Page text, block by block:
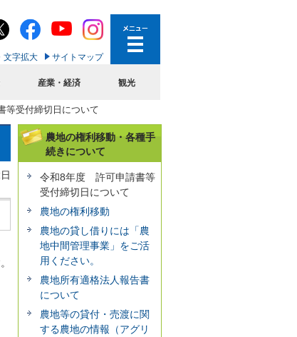
文字拡大 サイトマップ
産業・経済 観光
受付締切日について
農地の権利移動・各種手
続きについて
令和8年度 許可申請書等
受付締切日について
農地の権利移動
農地の貸し借りには「農
地中間管理事業」をご活
用ください。
農地所有適格法人報告書
について
農地等の貸付・売渡に関
する農地の情報（アグリ